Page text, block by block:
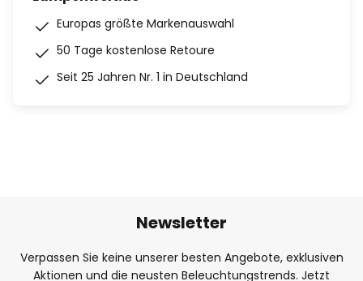
Europas größte Markenauswahl
50 Tage kostenlose Retoure
Seit 25 Jahren Nr. 1 in Deutschland
Newsletter
Verpassen Sie keine unserer besten Angebote, exklusiven
Aktionen und die neusten Beleuchtungstrends. Jetzt